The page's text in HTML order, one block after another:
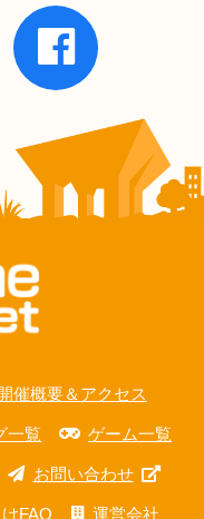
催概要＆アクセス
一覧 ゲーム一覧
お問い合わせ
FAQ 運営会社